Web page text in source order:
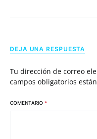
DEJA UNA RESPUESTA
Tu dirección de correo
campos obligatorios
COMENTARIO *